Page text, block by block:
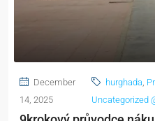
December
14, 2025
hurghada,
Uncategorized